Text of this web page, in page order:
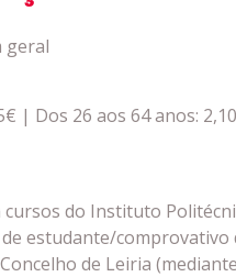
geral
| Dos 26 aos 64 anos:
do Instituto
estudante/comprovativo
de Leiria